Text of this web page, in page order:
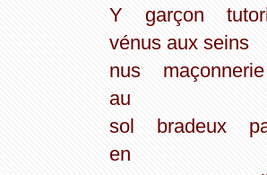
Y
garçon
vénus aux seins
nus
maçonnerie
au
sol
bradeux
en